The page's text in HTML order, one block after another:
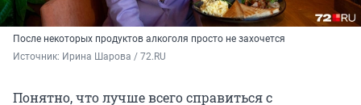
После некоторых продуктов алкоголя просто не захочется
Источник: Ирина Шарова / 72.RU
Понятно, что лучше всего справиться с